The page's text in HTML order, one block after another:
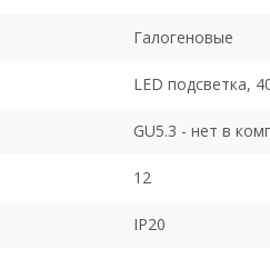
Галогеновые
LED подсветка,
GU5.3 - нет в
12
IP20